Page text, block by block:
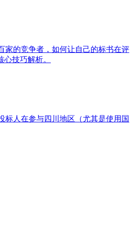
家的竞争者，如何让自己的标书在评
技巧解析。
标人在参与四川地区（尤其是使用国